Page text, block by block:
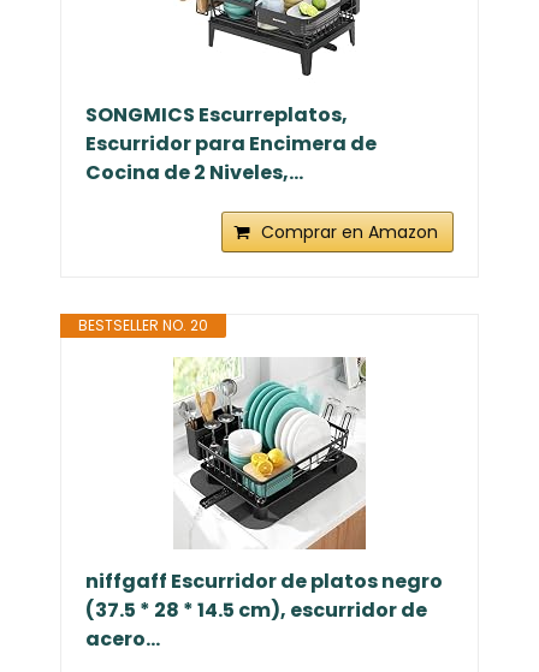
SONGMICS Escurreplatos,
Escurridor para Encimera de
Cocina de 2 Niveles,...
Comprar en Amazon
BESTSELLER NO. 20
niffgaff Escurridor de platos negro
(37.5 * 28 * 14.5 cm), escurridor de
acero...